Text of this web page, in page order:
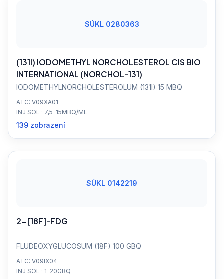
SÚKL 0280363
(131I) IODOMETHYL NORCHOLESTEROL CIS BIO
INTERNATIONAL (NORCHOL-131)
IODOMETHYLNORCHOLESTEROLUM (131I) 15 MBQ
ATC: V09XA01
INJ SOL · 7,5-15MBQ/ML
139 zobrazení
SÚKL 0142219
2-[18F]-FDG
FLUDEOXYGLUCOSUM (18F) 100 GBQ
ATC: V09IX04
INJ SOL · 1-20GBQ